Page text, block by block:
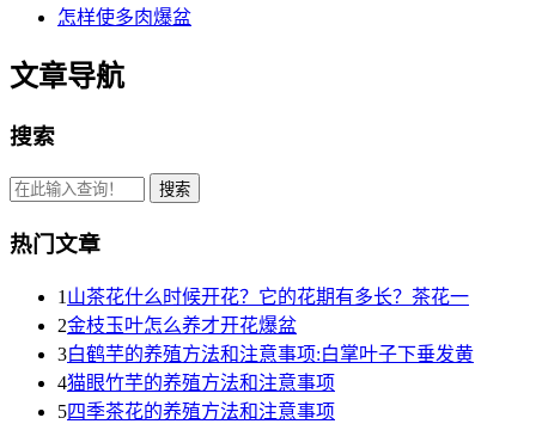
怎样使多肉爆盆
文章导航
搜索
热门文章
1 山茶花什么时候开花？它的花期有多长？茶花一
2金枝玉叶怎么养才开花爆盆
3白鹤芋的养殖方法和注意事项:白掌叶子下垂发黄
4猫眼竹芋的养殖方法和注意事项
5四季茶花的养殖方法和注意事项